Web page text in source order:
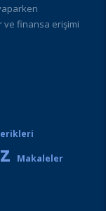
ve finansa erişimi
Makaleler